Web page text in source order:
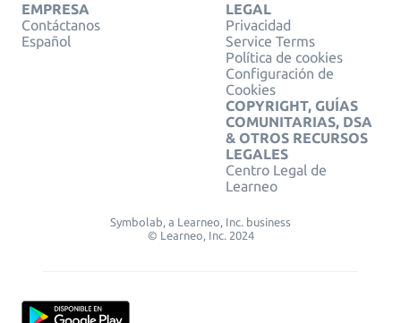
EMPRESA
Contáctanos
Español
LEGAL
Privacidad
Service Terms
Política de cookies
Configuración de
Cookies
COPYRIGHT, GUÍAS
COMUNITARIAS, DSA
& OTROS RECURSOS
LEGALES
Centro Legal de
Learneo
Symbolab, a Learneo, Inc. business
© Learneo, Inc. 2024